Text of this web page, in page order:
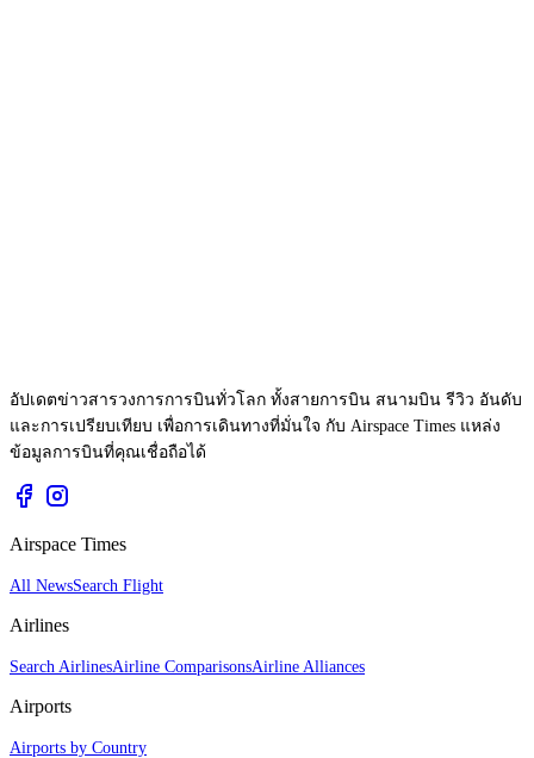
อัปเดตข่าวสารวงการการบินทั่วโลก ทั้งสายการบิน สนามบิน รีวิว อันดับ
และการเปรียบเทียบ เพื่อการเดินทางที่มั่นใจ กับ Airspace Times แหล่ง
ข้อมูลการบินที่คุณเชื่อถือได้
Airspace Times
All NewsSearch Flight
Airlines
Search AirlinesAirline ComparisonsAirline Alliances
Airports
Airports by Country